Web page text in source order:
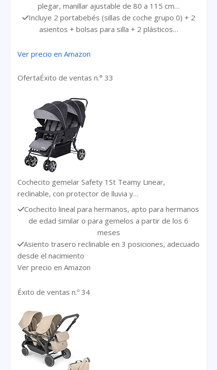
plegar, manillar ajustable de 80 a 115 cm…
Incluye 2 portabebés (sillas de coche grupo 0) + 2
asientos + bolsas para silla + 2 plásticos…
Ver precio en Amazon
OfertaÉxito de ventas n.° 33
Cochecito gemelar Safety 1St Teamy Linear,
reclinable, con protector de lluvia y…
Cochecito lineal para hermanos, apto para hermanos
de edad similar o para gemelos a partir de los 6
meses
Asiento trasero reclinable en 3 posiciones, adecuado
desde el nacimiento
Ver precio en Amazon
Éxito de ventas n.º 34